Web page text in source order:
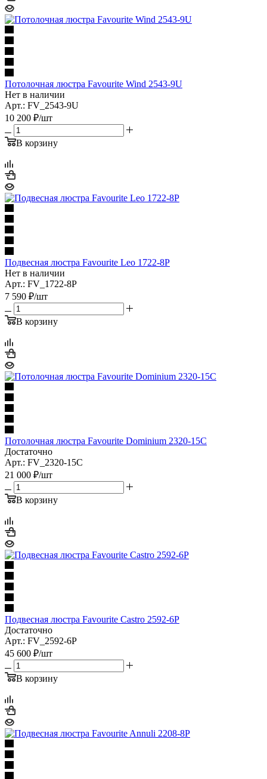
Потолочная люстра Favourite Wind 2543-9U
Нет в наличии
Арт.: FV_2543-9U
10 200 ₽/шт
В корзину
Подвесная люстра Favourite Leo 1722-8P
Нет в наличии
Арт.: FV_1722-8P
7 590 ₽/шт
В корзину
Потолочная люстра Favourite Dominium 2320-15C
Достаточно
Арт.: FV_2320-15C
21 000 ₽/шт
В корзину
Подвесная люстра Favourite Castro 2592-6P
Достаточно
Арт.: FV_2592-6P
45 600 ₽/шт
В корзину